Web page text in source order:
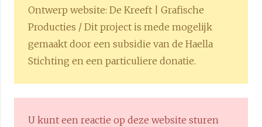
Ontwerp website: De Kreeft | Grafische
Producties / Dit project is mede mogelijk
gemaakt door een subsidie van de Haella
Stichting en een particuliere donatie.
U kunt een reactie op deze website sturen